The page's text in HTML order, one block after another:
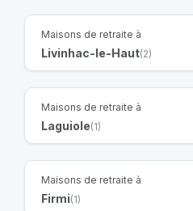
Maisons de retraite à
Livinhac-le-Haut(2)
Maisons de retraite à
Laguiole(1)
Maisons de retraite à
Firmi(1)